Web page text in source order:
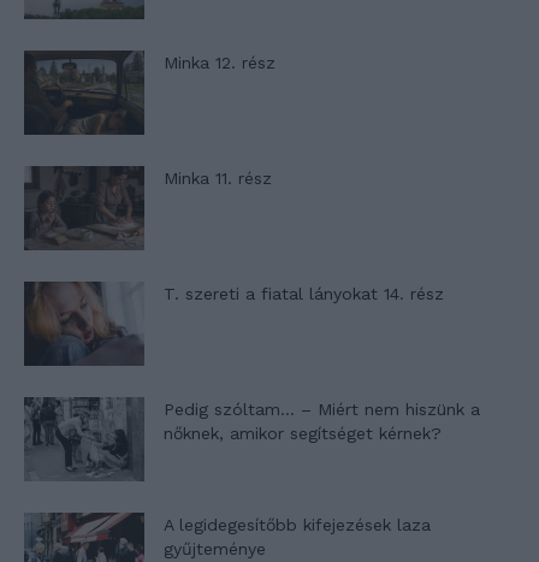
Minka 12. rész
Minka 11. rész
T. szereti a fiatal lányokat 14. rész
Pedig szóltam… – Miért nem hiszünk a
nőknek, amikor segítséget kérnek?
A legidegesítőbb kifejezések laza
gyűjteménye